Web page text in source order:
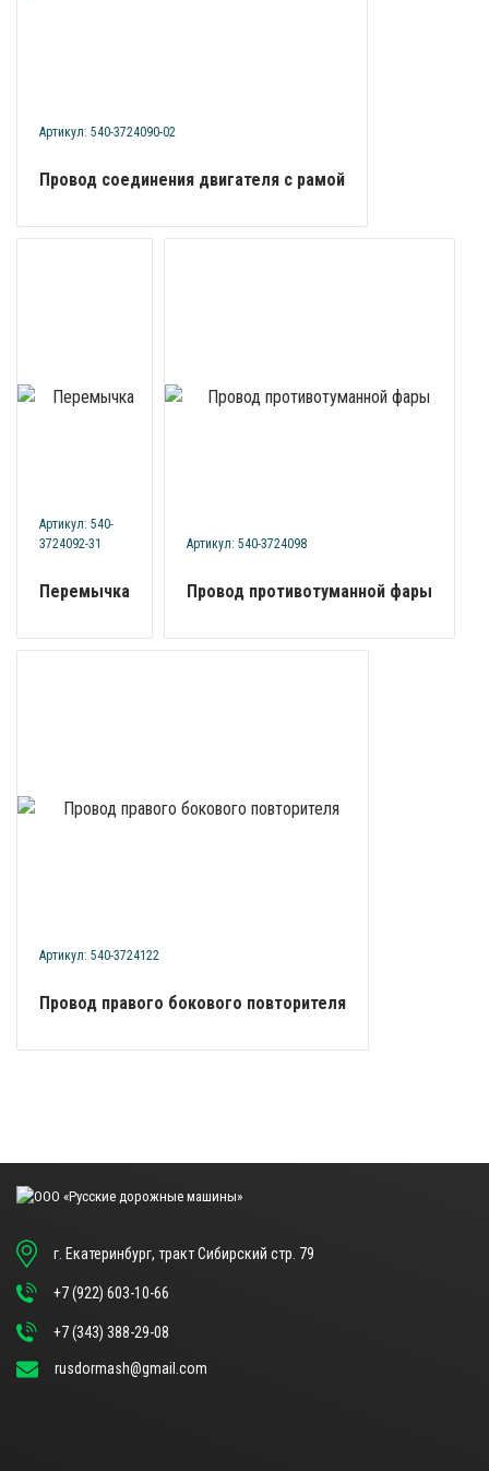
Артикул: 540-3724090-02
Провод соединения двигателя с рамой
Артикул: 540-
3724092-31
Перемычка
Артикул: 540-3724098
Провод противотуманной фары
Артикул: 540-3724122
Провод правого бокового повторителя
г. Екатеринбург, тракт Сибирский стр. 79
+7 (922) 603-10-66
+7 (343) 388-29-08
rusdormash@gmail.com